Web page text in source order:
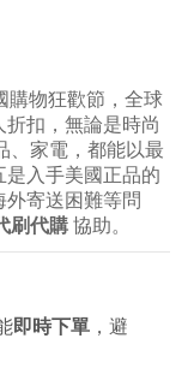
購物狂歡節，全球
扣，無論是時尚
、家電，都能以最
入手美國正品的
寄送困難等問
刷代購 協助。
即時下單，避